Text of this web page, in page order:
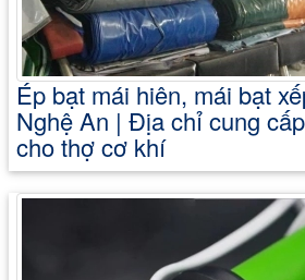
Ép bạt mái hiên, mái bạt
Nghệ An | Địa chỉ cung
cho thợ cơ khí